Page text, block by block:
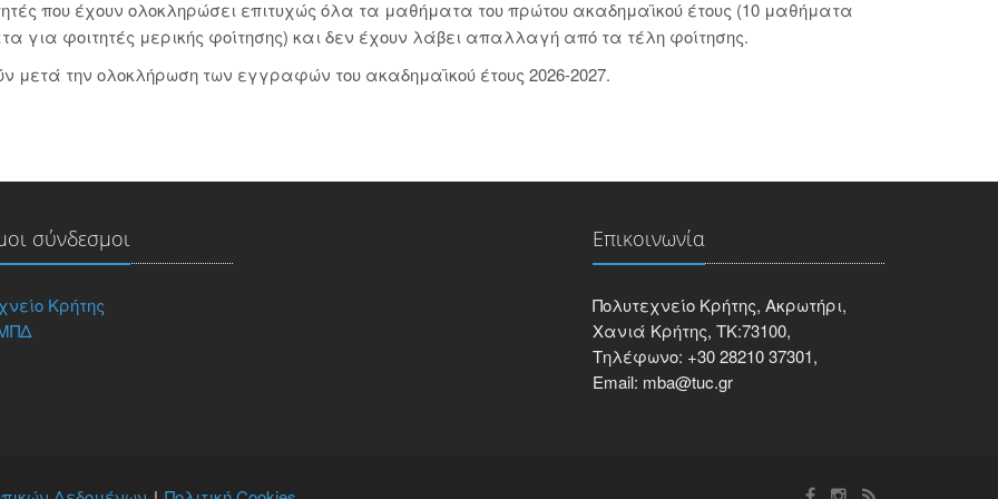
που έχουν ολοκληρώσει επιτυχώς όλα τα μαθήματα του πρώτου ακαδημαϊκού έτους (10 μαθήματα
για φοιτητές μερικής φοίτησης) και δεν έχουν λάβει απαλλαγή από τα τέλη φοίτησης.
μετά την ολοκλήρωση των εγγραφών του ακαδημαϊκού έτους 2026-2027.
σύνδεσμοι
Κρήτης
Επικοινωνία
Πολυτεχνείο Κρήτης, Ακρωτήρι,
Χανιά Κρήτης, ΤΚ:73100,
Τηλέφωνο: +30 28210 37301,
Email: mba@tuc.gr